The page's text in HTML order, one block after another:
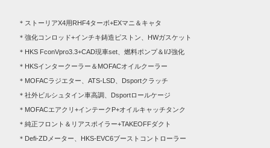
＊ストーリアX4用RHF4ターボ+EXマニ＆キャタ
＊強化コンロッド+インチキ鋳造ピストン、HWガスケット
＊HKS FconVpro3.3+CAD現車set、燃料ポンプ＆I/J強化
＊HKSインタークーラー＆MOFACオイルクーラー
＊MOFACラジエター、ATS-LSD、Dsportクラッチ
＊社外ビルシュタイン車高調、Dsportロールケージ
＊MOFACエアクリ+インテークP+オイルキャッチタンク
＊純正フロント＆リアスポイラー+TAKEOFFダクト
＊Defi-ZDメーター、HKS-EVC6ブーストコントローラー